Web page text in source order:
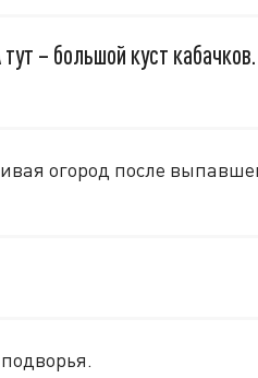
– большой куст кабачков.
огород после